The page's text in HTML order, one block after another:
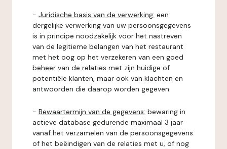
- Juridische basis van de verwerking: een
dergelijke verwerking van uw persoonsgegevens
is in principe noodzakelijk voor het nastreven
van de legitieme belangen van het restaurant
met het oog op het verzekeren van een goed
beheer van de relaties met zijn huidige of
potentiële klanten, maar ook van klachten en
antwoorden die daarop worden gegeven.
- Bewaartermijn van de gegevens: bewaring in
actieve database gedurende maximaal 3 jaar
vanaf het verzamelen van de persoonsgegevens
of het beëindigen van de relaties met u, of nog